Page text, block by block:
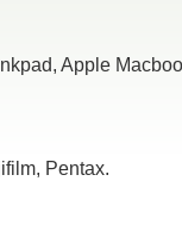
Apple
Pentax.